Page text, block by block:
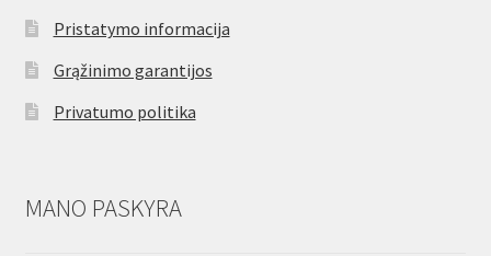
Pristatymo informacija
Grąžinimo garantijos
Privatumo politika
MANO PASKYRA